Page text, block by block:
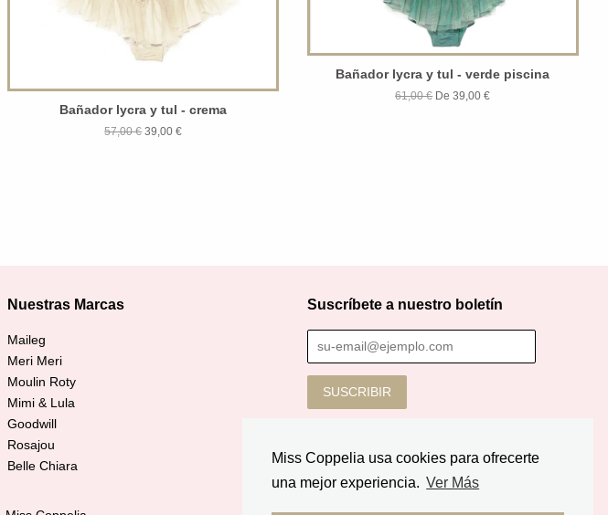
Miss Coppelia usa cookies para ofrecerte
una mejor experiencia. Ver Más
Bañador lycra y tul - crema
57,00 €39,00 €
Bañador lycra y tul - verde piscina
61,00 €De 39,00 €
Nuestras Marcas
Maileg
Meri Meri
Moulin Roty
Mimi & Lula
Goodwill
Rosajou
Belle Chiara
Suscríbete a nuestro boletín